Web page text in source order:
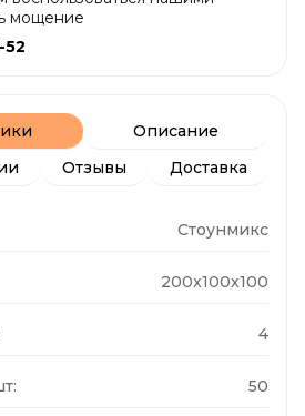
мощение
52
Описание
Отзывы Доставка
Стоунмикс
200x100x100
4
50